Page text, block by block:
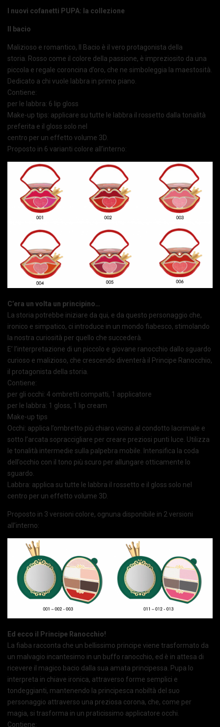
I nuovi cofanetti PUPA: la collezione
Il bacio
Malizioso e romantico, Il Bacio è il vero protagonista della
storia. Rosso come il colore della passione, è impreziosito da una
piccola e regale coroncina d’oro, che ne simboleggia la maestosità.
Dedicato a chi vuole labbra in primo piano.
Contiene:
per le labbra: 6 lip gloss
Make-up tips: applicare su tutte le labbra il rossetto dalla tonalità
preferita e il gloss solo nel
centro per un effetto volume 3D.
Proposto in 6 varianti colore all’interno:
C’era un volta un principino…
La storia potrebbe iniziare da qui, e da questo personaggio che,
ironico e simpatico, ci introduce in un mondo fiabesco, stimolando
la nostra curiosità per quello che succederà.
E’ l’interpretazione di un piccolo e giovane ranocchio dallo sguardo
curioso e malizioso, che crescendo diventerà il Principe Ranocchio,
il protagonista della storia.
Contiene:
per gli occhi: 4 ombretti compatti, 1 applicatore
per le labbra: 1 gloss, 1 lip cream
Make-up tips
Occhi: applica l’ombretto più chiaro vicino al condotto lacrimale e
sotto l’arcata sopraccigliare per creare preziosi punti luce. Utilizza
le tonalità intermedie sulla palpebra mobile. Intensifica la coda
dell’occhio con il tono più scuro per allungare otticamente lo
sguardo.
Labbra: applica su tutte le labbra il rossetto e il gloss solo nel
centro per un effetto volume 3D.
Proposto in 3 versioni colore, ognuna disponibile in 2 versioni
all’interno:
Ed ecco il Principe Ranocchio!
La fiaba racconta che un bellissimo principe viene trasformato da
un malvagio incantesimo in un buffo ranocchio, ed è in attesa di
ricevere il magico bacio dalla sua amata principessa. Pupa lo
interpreta in chiave ironica, attraverso forme semplici e
tondeggianti, mantenendo la principesca nobiltà del suo
personaggio attraverso una preziosa corona, che, come per
magia, si trasforma in un praticissimo applicatore occhi.
Contiene: